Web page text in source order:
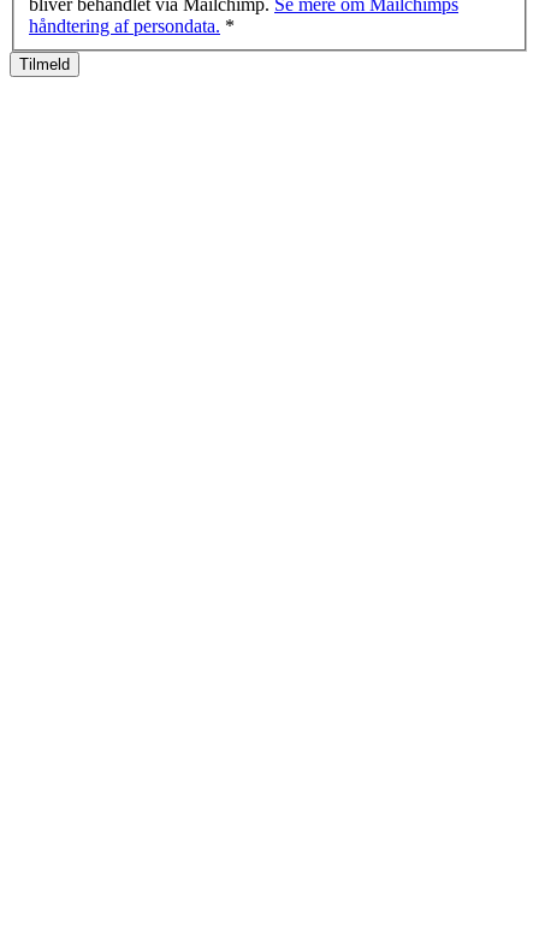
bliver behandlet via Mailchimp. Se mere om Mailchimps
håndtering af persondata. *